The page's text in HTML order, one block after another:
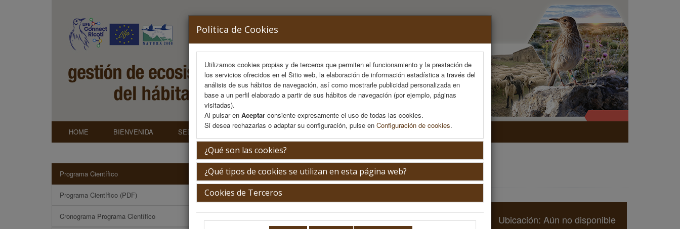
Política de Cookies
Utilizamos cookies propias y de terceros que permiten el funcionamiento y la prestación de
los servicios ofrecidos en el Sitio web, la elaboración de información estadística a través del
análisis de sus hábitos de navegación, así como mostrarle publicidad personalizada en
base a un perfil elaborado a partir de sus hábitos de navegación (por ejemplo, páginas
visitadas).
Al pulsar en Aceptar consiente expresamente el uso de todas las cookies.
Si desea rechazarlas o adaptar su configuración, pulse en Configuración de cookies.
¿Qué son las cookies?
¿Qué tipos de cookies se utilizan en esta página web?
Cookies de Terceros
HOME BIENVENIDA SEDE PROGRAMA INSCRIPCIÓN
Programa Científico
Programa Científico (PDF)
Cronograma Programa Científico
Parada para comer
Miércoles 1 de julio 13:00-15:00h. Ubicación: Aún no disponible